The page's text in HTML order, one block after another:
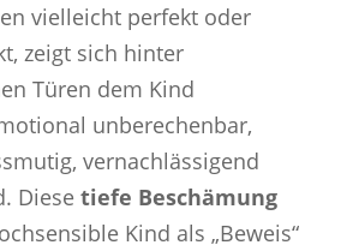
vielleicht perfekt oder
zeigt sich hinter
Türen dem Kind
unberechenbar,
vernachlässigend
Diese tiefe Beschämung
Kind als „Beweis“